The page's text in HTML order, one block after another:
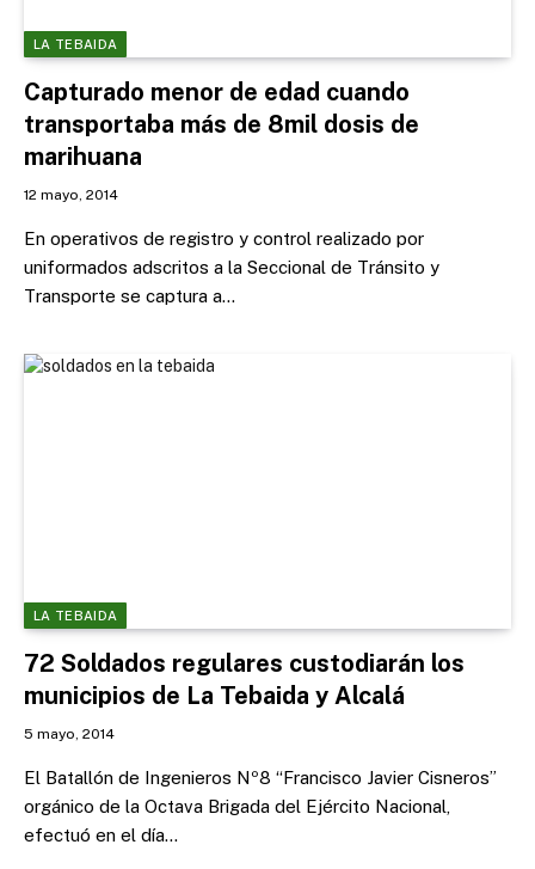
LA TEBAIDA
Capturado menor de edad cuando
transportaba más de 8mil dosis de
marihuana
12 mayo, 2014
En operativos de registro y control realizado por
uniformados adscritos a la Seccional de Tránsito y
Transporte se captura a…
LA TEBAIDA
72 Soldados regulares custodiarán los
municipios de La Tebaida y Alcalá
5 mayo, 2014
El Batallón de Ingenieros Nº8 “Francisco Javier Cisneros”
orgánico de la Octava Brigada del Ejército Nacional,
efectuó en el día…